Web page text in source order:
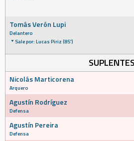
Tomás Verón Lupi
Delantero
Sale por: Lucas Piriz (85')
SUPLENTES
Nicolás Marticorena
Arquero
Agustín Rodríguez
Defensa
Agustín Pereira
Defensa